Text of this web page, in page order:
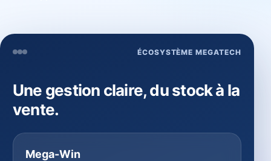
ÉCOSYSTÈME MEGATECH
Une gestion claire, du stock à la
vente.
Mega-Win